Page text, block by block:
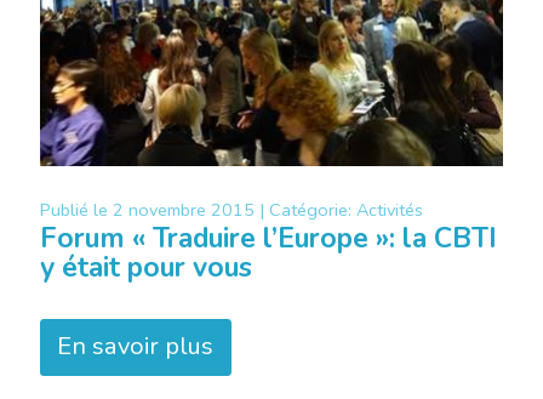
Publié le 2 novembre 2015 | Catégorie: Activités
Forum « Traduire l’Europe »: la CBTI
y était pour vous
En savoir plus